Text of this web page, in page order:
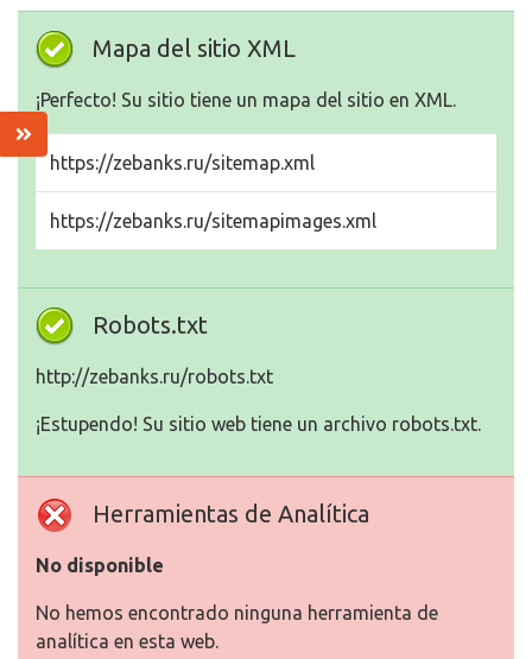
Mapa del sitio XML
¡Perfecto! Su sitio tiene un mapa del sitio en XML.
https://zebanks.ru/sitemap.xml
https://zebanks.ru/sitemapimages.xml
Robots.txt
http://zebanks.ru/robots.txt
¡Estupendo! Su sitio web tiene un archivo robots.txt.
Herramientas de Analítica
No disponible
No hemos encontrado ninguna herramienta de
analítica en esta web.